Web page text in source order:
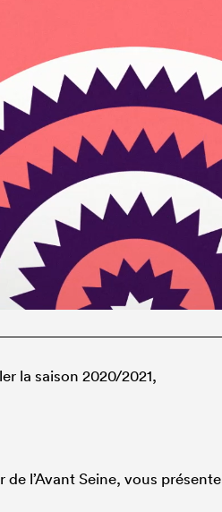
la saison 2020/2021,
l’Avant Seine, vous présente